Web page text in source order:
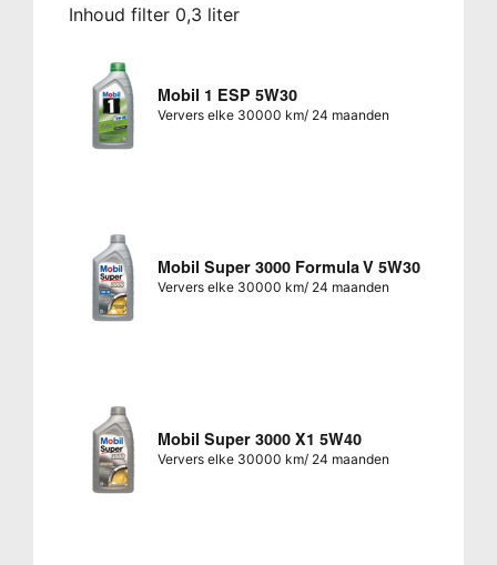
Inhoud filter 0,3 liter
Mobil 1 ESP 5W30
Ververs elke 30000 km/ 24 maanden
Mobil Super 3000 Formula V 5W30
Ververs elke 30000 km/ 24 maanden
Mobil Super 3000 X1 5W40
Ververs elke 30000 km/ 24 maanden